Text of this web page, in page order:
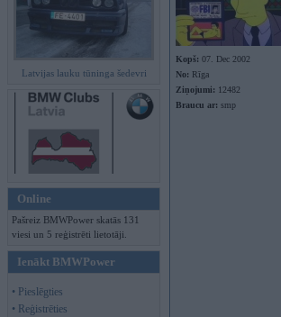
Latvijas lauku tūninga šedevri
Online
Pašreiz BMWPower skatās 131
viesi un 5 reģistrēti lietotāji.
Ienākt BMWPower
• Pieslēgties
• Reģistrēties
Kopš: 07. Dec 2002
No: Rīga
Ziņojumi: 12482
Braucu ar: smp